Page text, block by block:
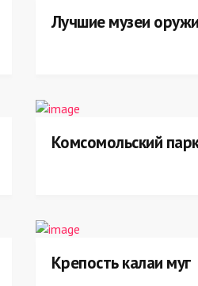
Лучшие музеи
Комсомольский
Крепость калаи муг